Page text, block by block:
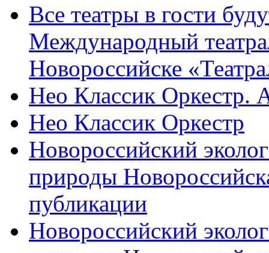
Все театры в гости
Международный
Новороссийске
Нео Классик Оркестр.
Нео Классик Оркестр
Новороссийский
природы
публикации
Новороссийский